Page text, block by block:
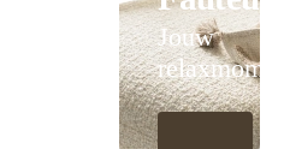
Jouw
relaxmoment